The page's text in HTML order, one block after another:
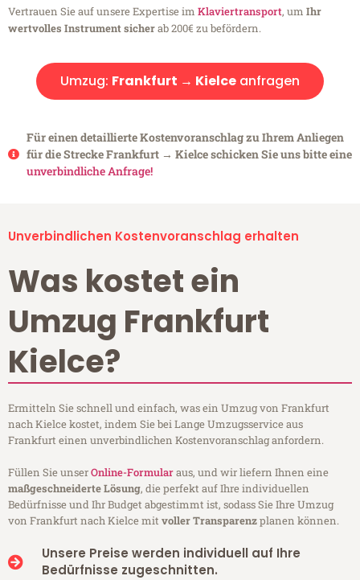
Vertrauen Sie auf unsere Expertise im Klaviertransport, um Ihr
wertvolles Instrument sicherab 200€ zu befördern.
Umzug: Frankfurt → Kielce anfragen
Für einen detaillierte Kostenvoranschlag zu Ihrem Anliegen
für die Strecke Frankfurt → Kielce schicken Sie uns bitte eine
unverbindliche Anfrage!
Unverbindlichen Kostenvoranschlag erhalten
Was kostet ein
Umzug Frankfurt
Kielce?
Ermitteln Sie schnell und einfach, was ein Umzug von Frankfurt
nach Kielce kostet, indem Sie bei Lange Umzugsservice aus
Frankfurt einen unverbindlichen Kostenvoranschlag anfordern.
Füllen Sie unserOnline-Formularaus, und wir liefern Ihnen eine
maßgeschneiderte Lösung, die perfekt auf Ihre individuellen
Bedürfnisse und Ihr Budget abgestimmt ist, sodass Sie Ihre Umzug
von Frankfurt nach Kielce mitvoller Transparenzplanen können.
Unsere Preise werden individuell auf Ihre
Bedürfnisse zugeschnitten.